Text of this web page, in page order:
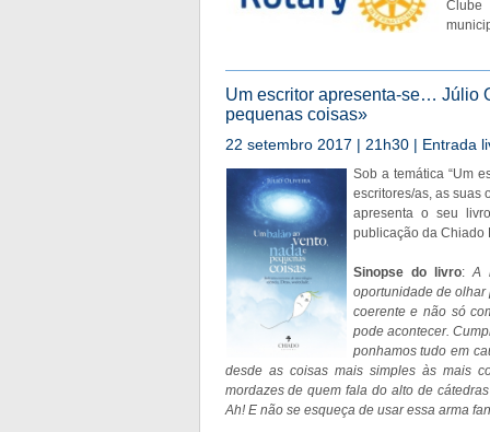
Clube
Um escritor apresenta-se… Júlio
pequenas coisas»
22 setembro 2017 | 21h30 | Entrada
Sob a temática “Um
escritores/as, as suas
apresenta o seu
publicação da Chiado
Sinopse do livro:A
oportunidade de olhar
coerente e não só
pode acontecer.
ponhamos tudo em
desde as coisas mais simples às mais
mordazes de quem fala do alto de
Ah! E não se esqueça de usar essa arma